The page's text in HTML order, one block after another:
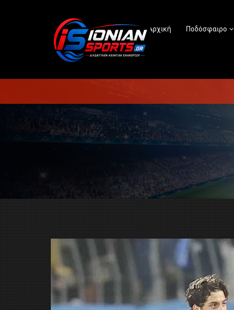
Αρχική Ποδόσφαιρο